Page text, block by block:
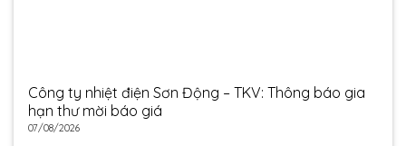
Công ty nhiệt điện Sơn Động – TKV: Thông báo gia
hạn thư mời báo giá
07/08/2026